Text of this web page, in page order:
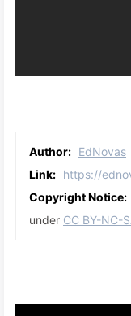
Author: EdNovas
Link: https://
Copyright Notice:
under CC BY-NC-